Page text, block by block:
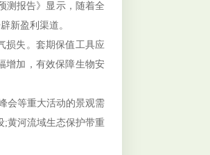
测报告》显示，随着全
新盈利渠道。
失。套期保值工具应
增加，有效保障生物安
会等重大活动的景观需
;黄河流域生态保护带重